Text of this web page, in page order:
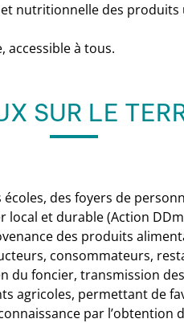
nutritionnelle des
accessible à tous.
SUR LE
des foyers de
et durable (Action
des produits
consommateurs,
du foncier, transmission
agricoles, permettant de
par l’obtention